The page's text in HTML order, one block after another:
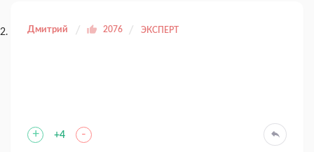
Дмитрий 2076 ЭКСПЕРТ
+ +4 -